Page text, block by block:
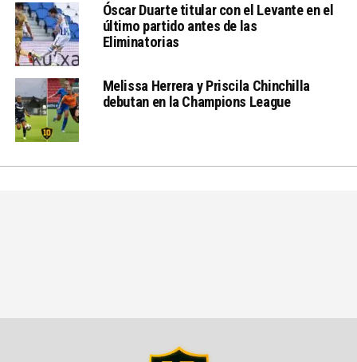
Óscar Duarte titular con el Levante en el
último partido antes de las
Eliminatorias
Melissa Herrera y Priscila Chinchilla
debutan en la Champions League